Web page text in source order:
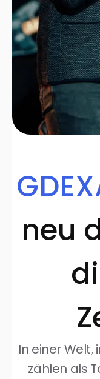
neu
In einer
zählen als